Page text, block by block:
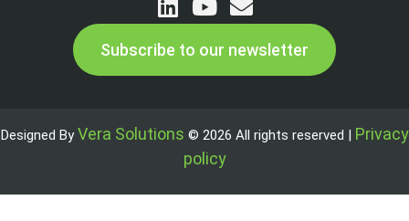
Subscribe to our newsletter
Designed ByVera Solutions © 2026 All rights reserved | Privacy
policy